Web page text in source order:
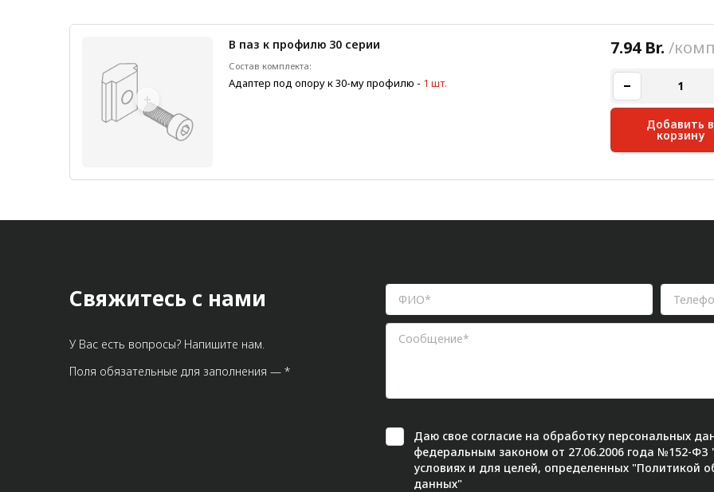
В паз к профилю 30 серии
Состав комплекта:
Адаптер под опору к 30-му профилю - 1 шт.
7.94 Br. /
Добавить в
корзину
Свяжитесь с нами
У Вас есть вопросы? Напишите нам.
Поля обязательные для заполнения — *
Даю свое согласие на обработку персональных
федеральным законом от 27.06.2006 года №152-
условиях и для целей, определенных "Политикой
данных"